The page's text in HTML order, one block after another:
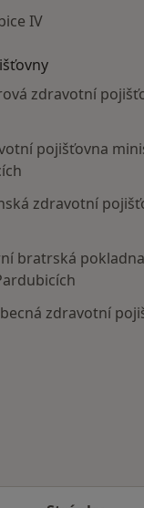
IV
zdravotní
pojišťovna
zdravotní
bratrská
zdravotní